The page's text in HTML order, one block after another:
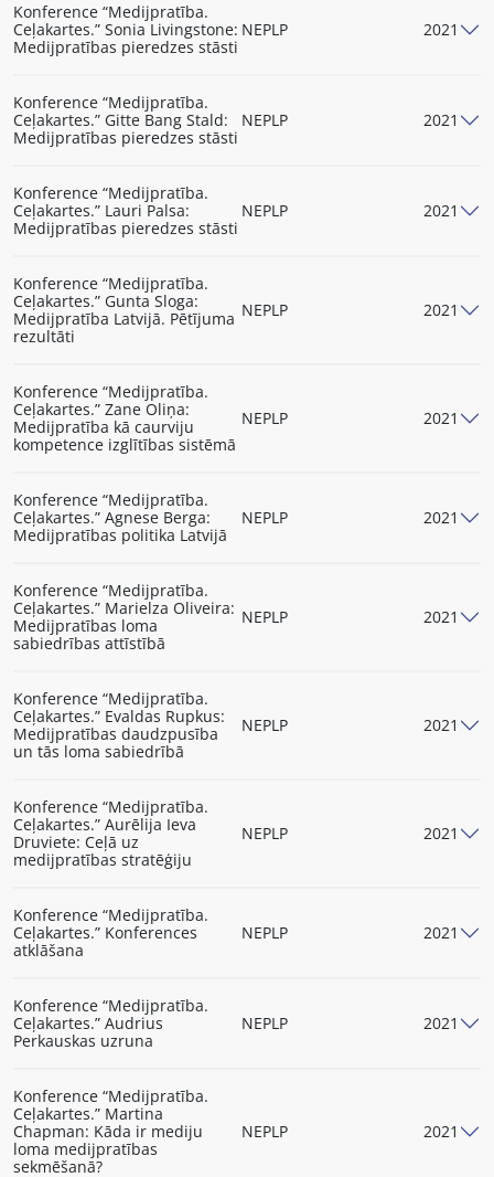
Konference “Medijpratība.
Ceļakartes.” Sonia Livingstone:
Medijpratības pieredzes stāsti
NEPLP 2021
Konference “Medijpratība.
Ceļakartes.” Gitte Bang Stald:
Medijpratības pieredzes stāsti
NEPLP 2021
Konference “Medijpratība.
Ceļakartes.” Lauri Palsa:
Medijpratības pieredzes stāsti
NEPLP 2021
Konference “Medijpratība.
Ceļakartes.” Gunta Sloga:
Medijpratība Latvijā. Pētījuma
rezultāti
NEPLP 2021
Konference “Medijpratība.
Ceļakartes.” Zane Oliņa:
Medijpratība kā caurviju
kompetence izglītības sistēmā
NEPLP 2021
Konference “Medijpratība.
Ceļakartes.” Agnese Berga:
Medijpratības politika Latvijā
NEPLP 2021
Konference “Medijpratība.
Ceļakartes.” Marielza Oliveira:
Medijpratības loma
sabiedrības attīstībā
NEPLP 2021
Konference “Medijpratība.
Ceļakartes.” Evaldas Rupkus:
Medijpratības daudzpusība
un tās loma sabiedrībā
NEPLP 2021
Konference “Medijpratība.
Ceļakartes.” Aurēlija Ieva
Druviete: Ceļā uz
medijpratības stratēģiju
NEPLP 2021
Konference “Medijpratība.
Ceļakartes.” Konferences
atklāšana
NEPLP 2021
Konference “Medijpratība.
Ceļakartes.” Audrius
Perkauskas uzruna
NEPLP 2021
Konference “Medijpratība.
Ceļakartes.” Martina
Chapman: Kāda ir mediju
loma medijpratības
sekmēšanā?
NEPLP 2021